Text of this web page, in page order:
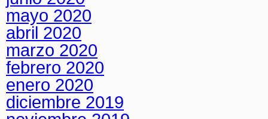
mayo 2020
abril 2020
marzo 2020
febrero 2020
enero 2020
diciembre 2019